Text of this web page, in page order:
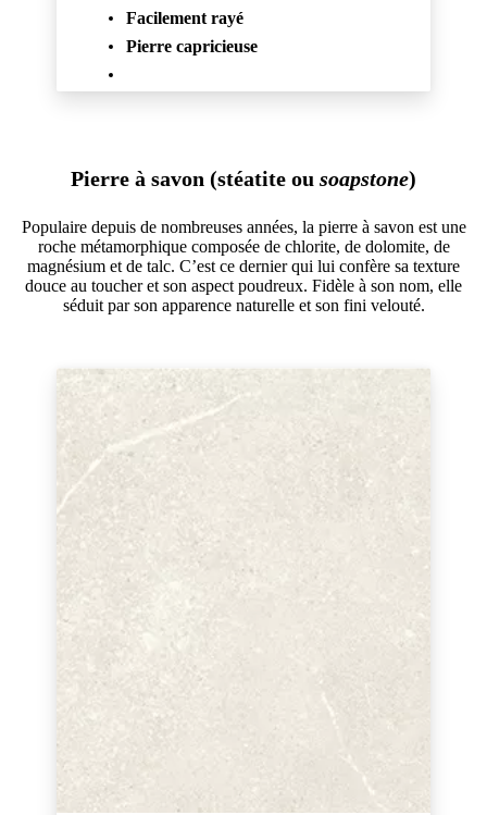
Facilement rayé
Pierre capricieuse
Pierre à savon (stéatite ou soapstone)
Populaire depuis de nombreuses années, la pierre à savon est une
roche métamorphique composée de chlorite, de dolomite, de
magnésium et de talc. C’est ce dernier qui lui confère sa texture
douce au toucher et son aspect poudreux. Fidèle à son nom, elle
séduit par son apparence naturelle et son fini velouté.